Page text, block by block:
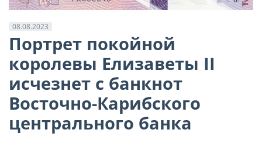
08.08.2023
Портрет покойной
королевы Елизаветы II
исчезнет с банкнот
Восточно-Карибского
центрального банка